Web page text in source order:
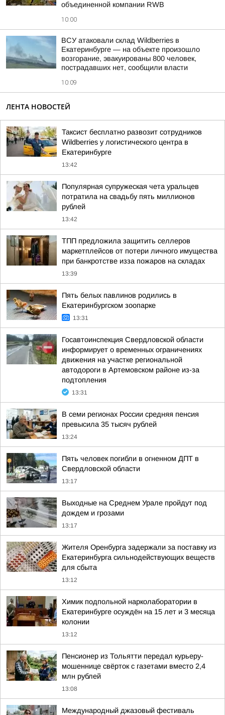
объединенной компании RWB
10:00
ВСУ атаковали склад Wildberries в
Екатеринбурге — на объекте произошло
возгорание, эвакуированы 800 человек,
пострадавших нет, сообщили власти
10:09
ЛЕНТА НОВОСТЕЙ
Таксист бесплатно развозит сотрудников
Wildberries у логистического центра в
Екатеринбурге
13:42
Популярная супружеская чета уральцев
потратила на свадьбу пять миллионов
рублей
13:42
ТПП предложила защитить селлеров
маркетплейсов от потери личного имущества
при банкротстве изза пожаров на складах
13:39
Пять белых павлинов родились в
Екатеринбургском зоопарке
13:31
Госавтоинспекция Свердловской области
информирует о временных ограничениях
движения на участке региональной
автодороги в Артемовском районе из-за
подтопления
13:31
В семи регионах России средняя пенсия
превысила 35 тысяч рублей
13:24
Пять человек погибли в огненном ДПТ в
Свердловской области
13:17
Выходные на Среднем Урале пройдут под
дождем и грозами
13:17
Жителя Оренбурга задержали за поставку из
Екатеринбурга сильнодействующих веществ
для сбыта
13:12
Химик подпольной нарколаборатории в
Екатеринбурге осуждён на 15 лет и 3 месяца
колонии
13:12
Пенсионер из Тольятти передал курьеру-
мошеннице свёрток с газетами вместо 2,4
млн рублей
13:08
Международный джазовый фестиваль